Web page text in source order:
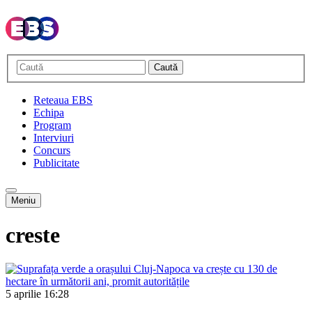
Caută
Reteaua EBS
Echipa
Program
Interviuri
Concurs
Publicitate
Meniu
creste
5 aprilie 16:28